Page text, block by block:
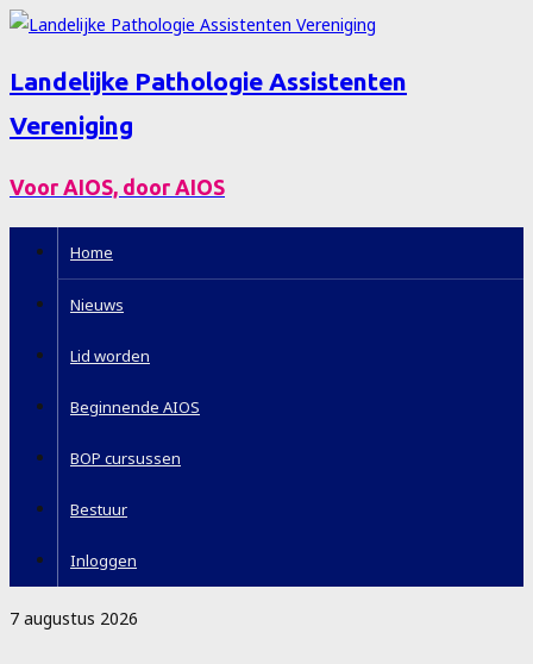
Landelijke Pathologie Assistenten
Vereniging
Voor AIOS, door AIOS
Home
Nieuws
Lid worden
Beginnende AIOS
BOP cursussen
Bestuur
Inloggen
7 augustus 2026